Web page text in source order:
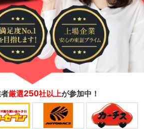
厳選250社以上が参加中！